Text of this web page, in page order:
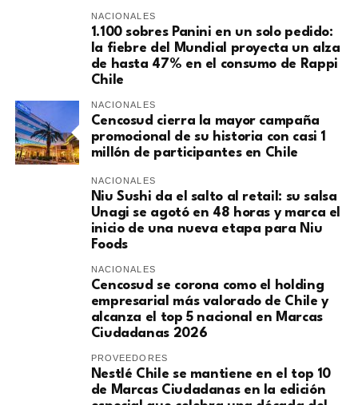
NACIONALES
1.100 sobres Panini en un solo pedido:
la fiebre del Mundial proyecta un alza
de hasta 47% en el consumo de Rappi
Chile
NACIONALES
Cencosud cierra la mayor campaña
promocional de su historia con casi 1
millón de participantes en Chile
NACIONALES
Niu Sushi da el salto al retail: su salsa
Unagi se agotó en 48 horas y marca el
inicio de una nueva etapa para Niu
Foods
NACIONALES
Cencosud se corona como el holding
empresarial más valorado de Chile y
alcanza el top 5 nacional en Marcas
Ciudadanas 2026
PROVEEDORES
Nestlé Chile se mantiene en el top 10
de Marcas Ciudadanas en la edición